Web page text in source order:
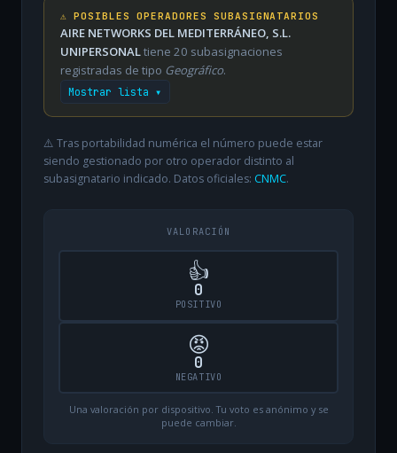
⚠️ POSIBLES OPERADORES SUBASIGNATARIOS
AIRE NETWORKS DEL MEDITERRÁNEO, S.L.
UNIPERSONALtiene 20 subasignaciones
registradas de tipo Geográfico.
Mostrar lista ▾
⚠️ Tras portabilidad numérica el número puede estar
siendo gestionado por otro operador distinto al
subasignatario indicado. Datos oficiales: CNMC.
VALORACIÓN
👍
0
POSITIVO
😡
0
NEGATIVO
Una valoración por dispositivo. Tu voto es anónimo y se
puede cambiar.